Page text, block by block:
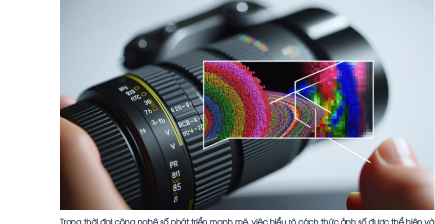
Trong thời đại công nghệ số phát triển mạnh mẽ, việc hiểu rõ cách thức ảnh số được thể hiện và